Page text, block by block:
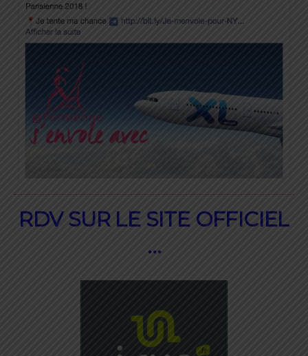
RDV SUR LE SITE OFFICIEL
…